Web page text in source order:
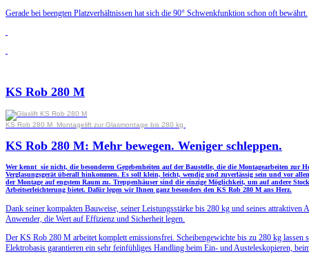
Gerade bei beengten Platzverhältnissen hat sich die 90° Schwenkfunktion schon oft bewährt.
KS Rob 280 M
KS Rob 280 M Montagelift zur Glasmontage bis 280 kg
KS Rob 280 M: Mehr bewegen. Weniger schleppen.
Wer kennt sie nicht, die besonderen Gegebenheiten auf der Baustelle, die die Montagearbeiten zur
Verglasungsgerät überall hinkommen. Es soll klein, leicht, wendig und zuverlässig sein und vor
der Montage auf engstem Raum zu. Treppenhäuser sind die einzige Möglichkeit, um auf andere
Arbeitserleichterung bietet. Dafür legen wir Ihnen ganz besonders den KS Rob 280 M ans Herz.
Dank seiner kompakten Bauweise, seiner Leistungsstärke bis 280 kg und seines
Anwender, die Wert auf Effizienz und Sicherheit legen.
Der KS Rob 280 M arbeitet komplett emissionsfrei. Scheibengewichte bis zu 280 kg
Elektrobasis garantieren ein sehr feinfühliges Handling beim Ein- und Austeleskopieren,